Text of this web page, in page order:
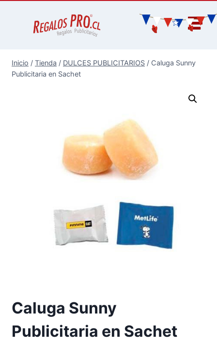
Inicio / Tienda / DULCES PUBLICITARIOS / Caluga Sunny
Publicitaria en Sachet
Caluga Sunny
Publicitaria en Sachet